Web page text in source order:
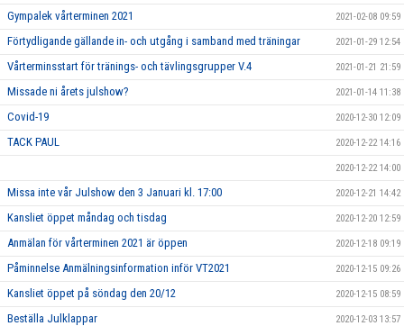
Gympalek vårterminen 2021 2021-02-08 09:59
Förtydligande gällande in- och utgång i samband med träningar 2021-01-29 12:54
Vårterminsstart för tränings- och tävlingsgrupper V.4 2021-01-21 21:59
Missade ni årets julshow? 2021-01-14 11:38
Covid-19 2020-12-30 12:09
TACK PAUL 2020-12-22 14:16
2020-12-22 14:00
Missa inte vår Julshow den 3 Januari kl. 17:00 2020-12-21 14:42
Kansliet öppet måndag och tisdag 2020-12-20 12:59
Anmälan för vårterminen 2021 är öppen 2020-12-18 09:19
Påminnelse Anmälningsinformation inför VT2021 2020-12-15 09:26
Kansliet öppet på söndag den 20/12 2020-12-15 08:59
Beställa Julklappar 2020-12-03 13:57